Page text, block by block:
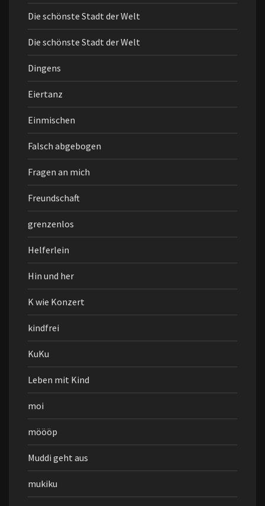
Die schönste Stadt der Welt
Die schönste Stadt der Welt
Dingens
Eiertanz
Einmischen
Falsch abgebogen
Fragen an mich
Freundschaft
grenzenlos
Helferlein
Hin und her
K wie Konzert
kindfrei
KuKu
Leben mit Kind
moi
möööp
Muddi geht aus
mukiku